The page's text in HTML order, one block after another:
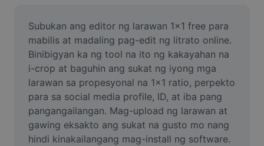
Meme Generator
AI Text Remover
AI People Remover
AI Inpainting
Face Cutout
Subukan ang editor ng larawan 1x1 free para
mabilis at madaling pag-edit ng litrato online.
Binibigyan ka ng tool na ito ng kakayahan na
i-crop at baguhin ang sukat ng iyong mga
larawan sa propesyonal na 1x1 ratio, perpekto
para sa social media profile, ID, at iba pang
pangangailangan. Mag-upload ng larawan at
gawing eksakto ang sukat na gusto mo nang
hindi kinakailangang mag-install ng software.